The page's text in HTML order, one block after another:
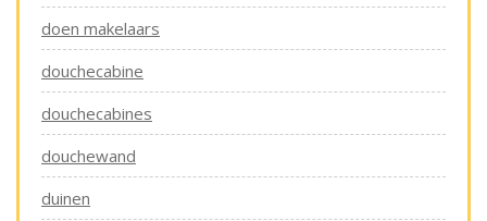
doen makelaars
douchecabine
douchecabines
douchewand
duinen